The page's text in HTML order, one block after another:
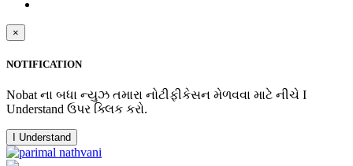
×
NOTIFICATION
Nobat ના બધા ન્યુઝ તમારા નોટીફીકેસન મેળવવા માટે નીચે I
Understand ઉપર ક્લિક કરો.
I Understand